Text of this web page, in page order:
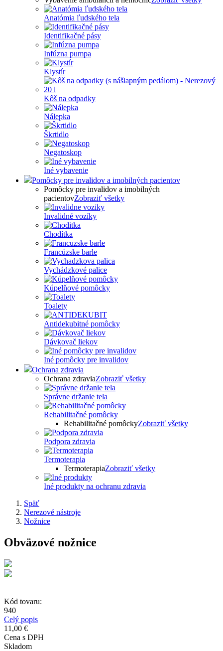
Anatómia ľudského tela
Identifikačné pásy
Infúzna pumpa
Klystír
Kôš na odpadky
Nálepka
Škrtidlo
Negatoskop
Iné vybavenie
Pomôcky pre invalidov a imobilných pacientov
Pomôcky pre invalidov a imobilných
pacientovZobraziť všetky
Invalidné vozíky
Chodítka
Francúzske barle
Vychádzkové palice
Kúpelňové pomôcky
Toalety
Antidekubitné pomôcky
Dávkovač liekov
Iné pomôcky pre invalidov
Ochrana zdravia
Ochrana zdraviaZobraziť všetky
Správne držanie tela
Rehabilitačné pomôcky
Rehabilitačné pomôckyZobraziť všetky
Podpora zdravia
Termoterapia
TermoterapiaZobraziť všetky
Iné produkty na ochranu zdravia
Späť
Nerezové nástroje
Nožnice
Obväzové nožnice
Kód tovaru:
940
Celý popis
11,00 €
Cena s DPH
Skladom